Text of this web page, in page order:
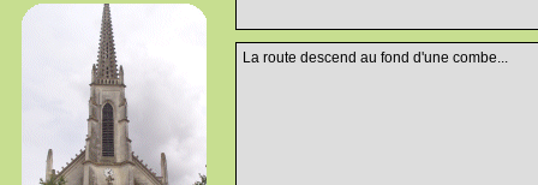
La route descend au fond d'une combe...